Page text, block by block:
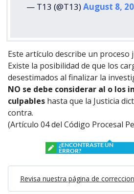
— T13 (@T13)August 8,
Este artículo describe un proceso
Existe la posibilidad de que los
desestimados al finalizar la
NO se debe considerar al o los
culpables hasta que la Justicia
contra.
(Artículo 04 del Código Procesal
¿ENCONTRASTE UN
ERROR?
Revisa nuestra página de